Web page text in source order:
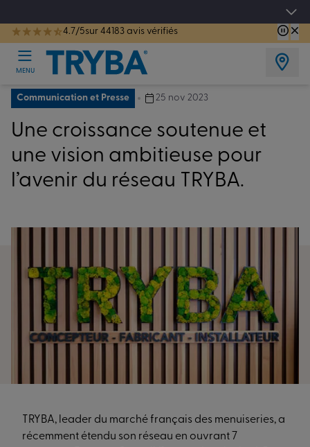
Les jours tentation : Jusqu'à -15% sur vos fenêtres, portes, volets et pergolas
4.7/5sur 44183 avis vérifiés
MENU
Communication et Presse 25 nov 2023
Une croissance soutenue et
une vision ambitieuse pour
l’avenir du réseau TRYBA.
TRYBA, leader du marché français des menuiseries, a
récemment étendu son réseau en ouvrant 7